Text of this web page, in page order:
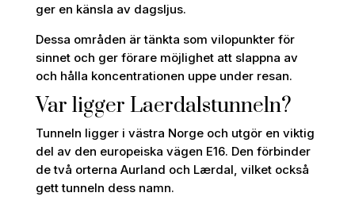
ger en känsla av dagsljus.
Dessa områden är tänkta som vilopunkter för
sinnet och ger förare möjlighet att slappna av
och hålla koncentrationen uppe under resan.
Var ligger Laerdalstunneln?
Tunneln ligger i västra Norge och utgör en viktig
del av den europeiska vägen E16. Den förbinder
de två orterna Aurland och Lærdal, vilket också
gett tunneln dess namn.